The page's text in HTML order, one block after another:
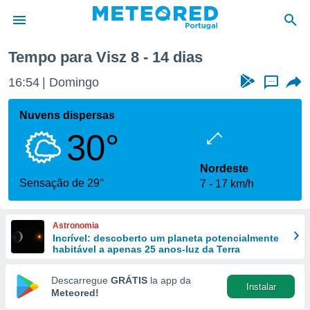
da
foi
fornecidas
a este
das
e
forma
digital
Tempo para Visz 8 - 14 dias
16:54 Domingo ...
Nuvens dispersas
30°
Sensação de 29°
Nordeste
7
17 km/h
Astronomia
Incrível: descoberto um planeta potencialmente
habitável a apenas 25 anos-luz da Terra
Descarregue GRÁTIS la app da
Meteored!
Instalar